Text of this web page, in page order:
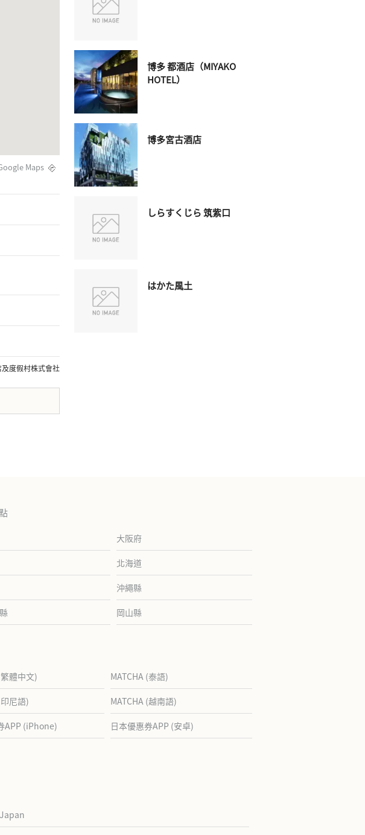
Maps
度假村株式會社
博多 都酒店（MIYAKO
HOTEL）
博多宮古酒店
しらすくじら 筑紫口
はかた風土
大阪府
北海道
沖繩縣
岡山縣
體中文) MATCHA (泰語)
尼語) MATCHA (越南語)
APP (iPhone) 日本優惠券APP (安卓)